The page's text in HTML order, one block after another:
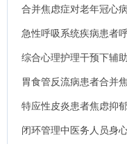
合并焦虑症对老年冠心
急性呼吸系统疾病患者
综合心理护理干预下辅
胃食管反流病患者合并
特应性皮炎患者焦虑抑
闭环管理中医务人员身